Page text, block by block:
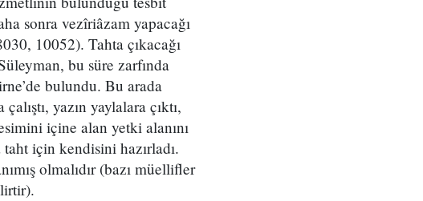
sonra vezîriâzam yapacağı
10052). Tahta çıkacağı
bu süre zarfında
bulundu. Bu arada
yazın yaylalara çıktı,
içine alan yetki alanını
taht için kendisini hazırladı.
olmalıdır (bazı müellifler